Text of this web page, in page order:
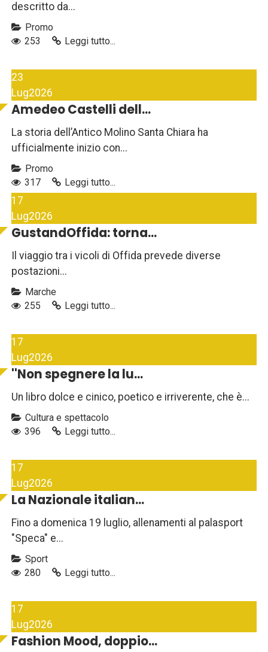
descritto da...
Promo
253
Leggi tutto...
23
Lug2026
Amedeo Castelli dell...
La storia dell’Antico Molino Santa Chiara ha
ufficialmente inizio con...
Promo
317
Leggi tutto...
17
Lug2026
GustandOffida: torna...
Il viaggio tra i vicoli di Offida prevede diverse
postazioni...
Marche
255
Leggi tutto...
17
Lug2026
''Non spegnere la lu...
Un libro dolce e cinico, poetico e irriverente, che è...
Cultura e spettacolo
396
Leggi tutto...
17
Lug2026
La Nazionale italian...
Fino a domenica 19 luglio, allenamenti al palasport
"Speca" e...
Sport
280
Leggi tutto...
17
Lug2026
Fashion Mood, doppio...